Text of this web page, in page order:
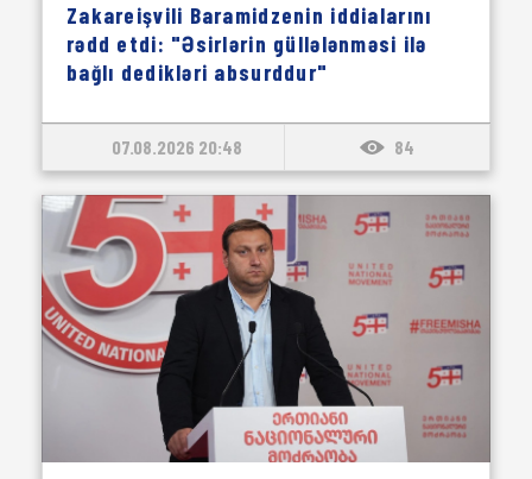
Zakareişvili Baramidzenin iddialarını
rədd etdi: "Əsirlərin güllələnməsi ilə
bağlı dedikləri absurddur"
07.08.2026 20:48 84